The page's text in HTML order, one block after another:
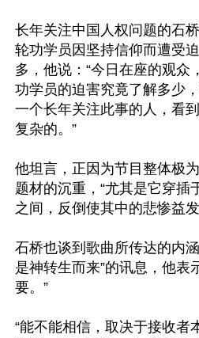
长年关注中国人权问题的石
轮功学员因坚持信仰而遭受
多，他说：“今日在座的观众
功学员的迫害究竟了解多少
一个长年关注此事的人，看
复杂的。”
他坦言，正因为节目整体极
题材的沉重，“尤其是它穿插
之间，反倒使其中的悲惨益
石桥也谈到歌曲所传达的内
是神转生而来”的讯息，他表
要。”
“能不能相信，取决于接收者